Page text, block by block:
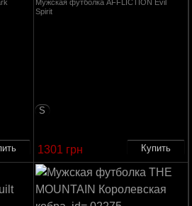
Мужская футболка AFFLICTION Evil
Spirit
S
1301 грн